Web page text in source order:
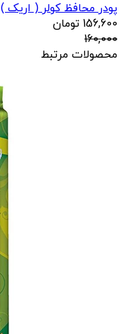
پودر محافظ کولر ( اریک )
156,600 تومان
160,000
محصولات مرتبط